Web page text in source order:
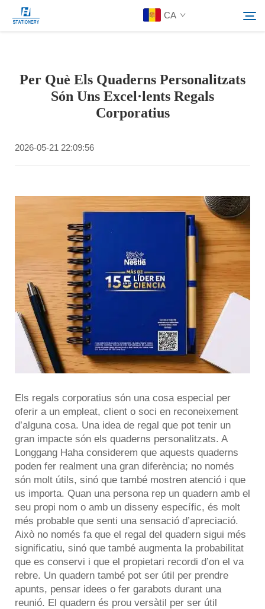
CA
Productes
Solucions Personalitzades
Cerca
Per Què Els Quaderns Personalitzats
Són Uns Excel·lents Regals
Corporatius
2026-05-21 22:09:56
Els regals corporatius són una cosa especial per
oferir a un empleat, client o soci en reconeixement
d’alguna cosa. Una idea de regal que pot tenir un
gran impacte són els quaderns personalitzats. A
Longgang Haha considerem que aquests quaderns
poden fer realment una gran diferència; no només
són molt útils, sinó que també mostren atenció i que
us importa. Quan una persona rep un quadern amb el
seu propi nom o amb un disseny específic, és molt
més probable que senti una sensació d’apreciació.
Això no només fa que el regal del quadern sigui més
significatiu, sinó que també augmenta la probabilitat
que es conservi i que el propietari recordi d’on el va
rebre. Un quadern també pot ser útil per prendre
apunts, pensar idees o fer garabots durant una
reunió. El quadern és prou versàtil per ser útil